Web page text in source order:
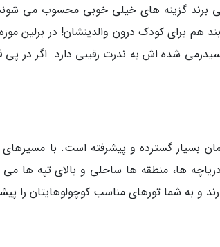
گزینه های خیلی خوبی محسوب می شوند.
هم برای کودک درون والدینشان! در برلین
بسیار گسترده و پیشرفته است. با
ها، منطقه ها ساحلی و بالای تپه ها
و به شما تورهای مناسب کوچولوهایتان را